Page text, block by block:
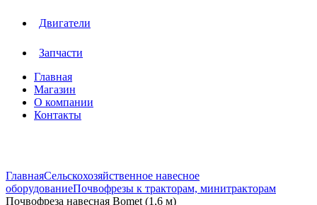
Двигатели
Запчасти
Главная
Магазин
О компании
Контакты
ГлавнаяСельскохозяйственное навесное
оборудованиеПочвофрезы к тракторам, минитракторам
Почвофреза навесная Bomet (1,6 м)